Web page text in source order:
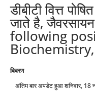
डीबीटी वित्त
जाते है,
following
विवरण
अंतिम बार अपडेट हुआ शनिवार, 18